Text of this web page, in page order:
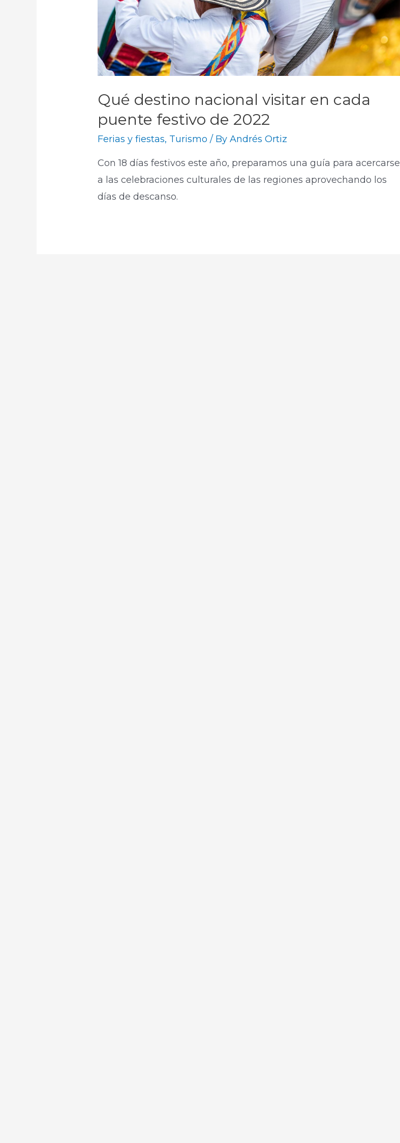
Qué destino nacional visitar en cada
puente festivo de 2022
Ferias y fiestas, Turismo / ByAndrés Ortiz
Con 18 días festivos este año, preparamos una guía para acercarse
a las celebraciones culturales de las regiones aprovechando los
días de descanso.